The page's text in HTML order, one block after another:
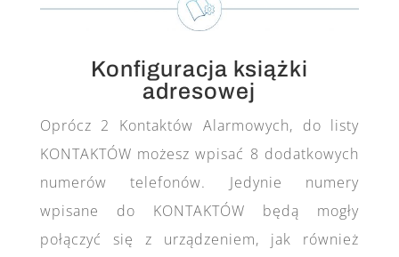
Konfiguracja książki
adresowej
Oprócz 2 Kontaktów Alarmowych, do listy
KONTAKTÓW możesz wpisać 8 dodatkowych
numerów telefonów. Jedynie numery
wpisane do KONTAKTÓW będą mogły
połączyć się z urządzeniem, jak również